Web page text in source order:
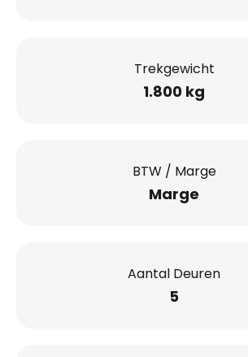
Trekgewicht
1.800 kg
BTW / Marge
Marge
Aantal Deuren
5